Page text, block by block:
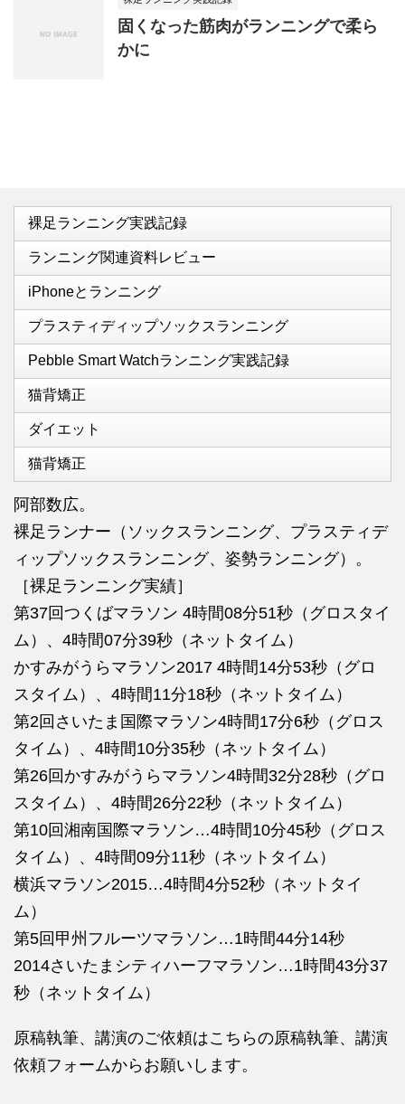
固くなった筋肉がランニングで柔ら
かに
裸足ランニング実践記録
ランニング関連資料レビュー
iPhoneとランニング
プラスティディップソックスランニング
Pebble Smart Watchランニング実践記録
猫背矯正
ダイエット
猫背矯正
阿部数広。
裸足ランナー（ソックスランニング、プラスティデ
ィップソックスランニング、姿勢ランニング）。
［裸足ランニング実績］
第37回つくばマラソン 4時間08分51秒（グロスタイ
ム）、4時間07分39秒（ネットタイム）
かすみがうらマラソン2017 4時間14分53秒（グロ
スタイム）、4時間11分18秒（ネットタイム）
第2回さいたま国際マラソン4時間17分6秒（グロス
タイム）、4時間10分35秒（ネットタイム）
第26回かすみがうらマラソン4時間32分28秒（グロ
スタイム）、4時間26分22秒（ネットタイム）
第10回湘南国際マラソン…4時間10分45秒（グロス
タイム）、4時間09分11秒（ネットタイム）
横浜マラソン2015…4時間4分52秒（ネットタイ
ム）
第5回甲州フルーツマラソン…1時間44分14秒
2014さいたまシティハーフマラソン…1時間43分37
秒（ネットタイム）
原稿執筆、講演のご依頼はこちらの原稿執筆、講演
依頼フォームからお願いします。